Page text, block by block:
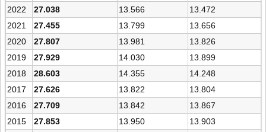
2022
27.038 13.566
13.472
2021
27.455 13.799
13.656
2020
27.807 13.981
13.826
2019
27.929 14.030
13.899
2018
28.603 14.355
14.248
2017
27.626 13.822
13.804
2016
27.709 13.842
13.867
2015
27.853 13.950
13.903